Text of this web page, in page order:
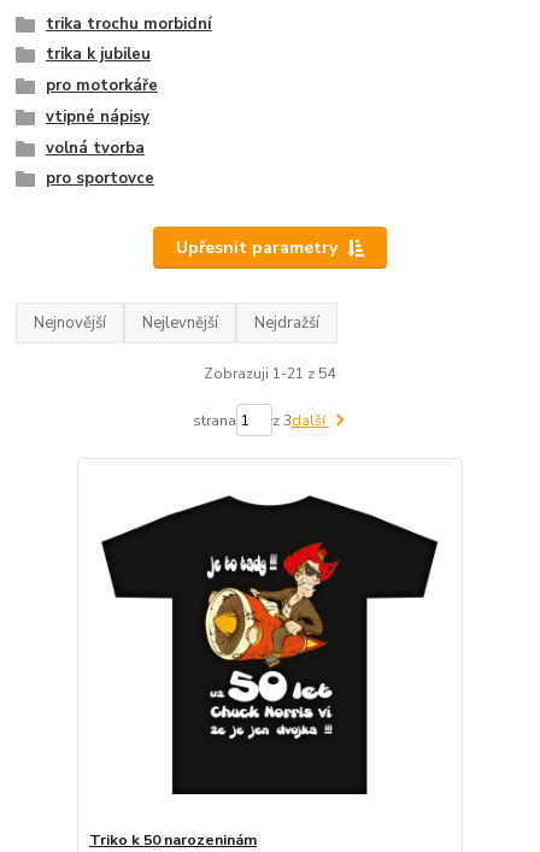
trika trochu morbidní
trika k jubileu
pro motorkáře
vtipné nápisy
volná tvorba
pro sportovce
Upřesnit parametry
Nejnovější Nejlevnější Nejdražší
Zobrazuji 1-21 z 54
strana z 3další
Triko k 50 narozeninám